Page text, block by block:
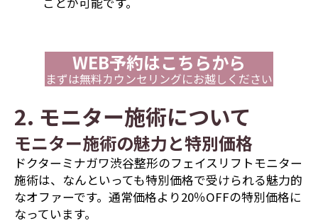
WEB予約はこちらから
まずは無料カウンセリングにお越しください
2. モニター施術について
モニター施術の魅力と特別価格
ドクターミナガワ渋谷整形のフェイスリフトモニター
施術は、なんといっても特別価格で受けられる魅力的
なオファーです。通常価格より20％OFFの特別価格に
なっています。